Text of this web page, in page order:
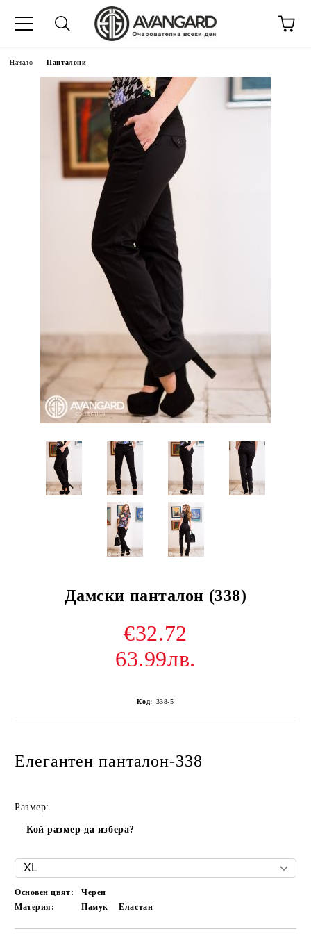
Начало Панталони
Дамски панталон (338)
€32.72
63.99лв.
Код: 338-5
Елегантен панталон-338
Размер:
Кой размер да избера?
Основен цвят:
Черен
Материя:
Памук Еластан